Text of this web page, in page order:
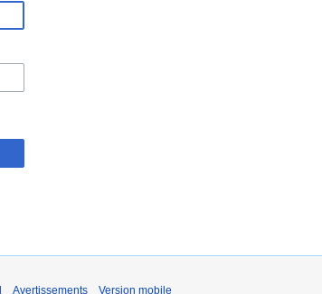
Avertissements Version mobile